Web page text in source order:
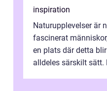
inspiration
Naturupplevelser är
fascinerat
en plats där detta
alldeles särskilt sätt.